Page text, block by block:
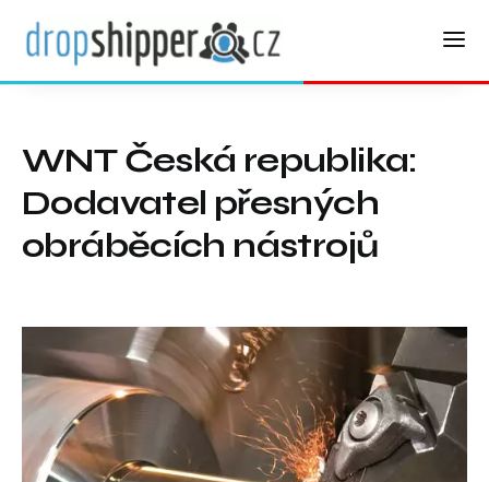
WNT Česká republika:
Dodavatel přesných
obráběcích nástrojů